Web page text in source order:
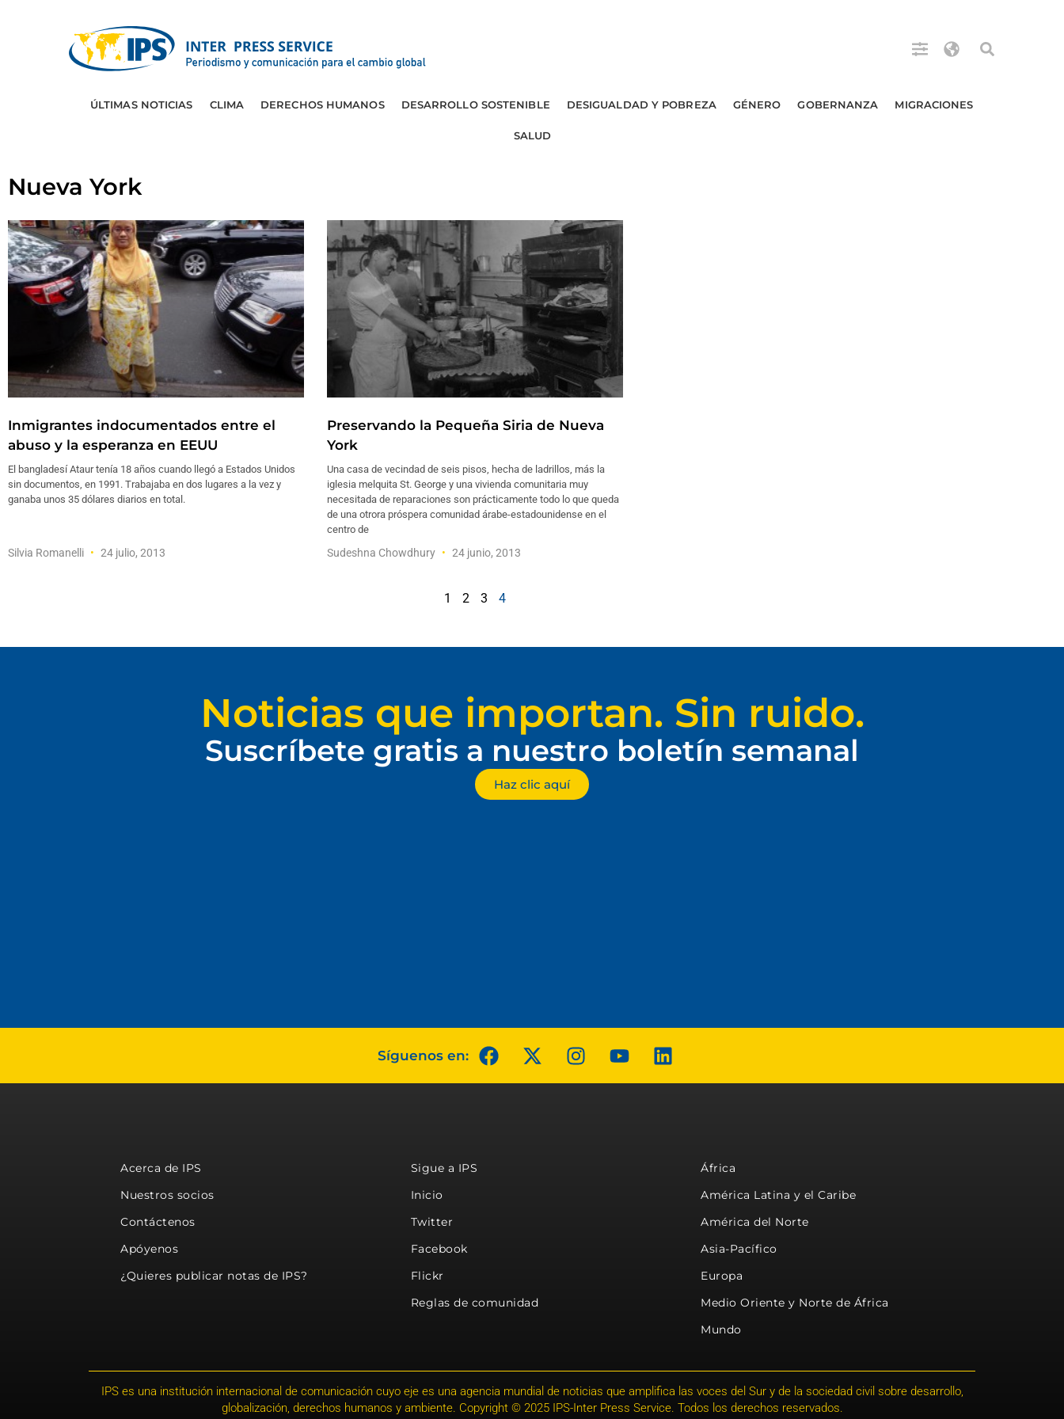
ÚLTIMAS NOTICIAS CLIMA DERECHOS HUMANOS DESARROLLO SOSTENIBLE DESIGUALDAD Y POBREZA GÉNERO GOBERNANZA MIGRACIONES
SALUD
Nueva York
Inmigrantes indocumentados entre el
abuso y la esperanza en EEUU
El bangladesí Ataur tenía 18 años cuando llegó a Estados Unidos
sin documentos, en 1991. Trabajaba en dos lugares a la vez y
ganaba unos 35 dólares diarios en total.
Silvia Romanelli 24 julio, 2013
Preservando la Pequeña Siria de Nueva
York
Una casa de vecindad de seis pisos, hecha de ladrillos, más la
iglesia melquita St. George y una vivienda comunitaria muy
necesitada de reparaciones son prácticamente todo lo que queda
de una otrora próspera comunidad árabe-estadounidense en el
centro de
Sudeshna Chowdhury 24 junio, 2013
1 2 3 4
Noticias que importan. Sin ruido.
Suscríbete gratis a nuestro boletín semanal
Haz clic aquí
Síguenos en:
Acerca de IPS
Nuestros socios
Contáctenos
Apóyenos
¿Quieres publicar notas de IPS?
Sigue a IPS
Inicio
Twitter
Facebook
Flickr
Reglas de comunidad
África
América Latina y el Caribe
América del Norte
Asia-Pacífico
Europa
Medio Oriente y Norte de África
Mundo
IPS es una institución internacional de comunicación cuyo eje es una agencia mundial de noticias que amplifica las voces del Sur y de la sociedad civil sobre desarrollo,
globalización, derechos humanos y ambiente. Copyright © 2025 IPS-Inter Press Service. Todos los derechos reservados.